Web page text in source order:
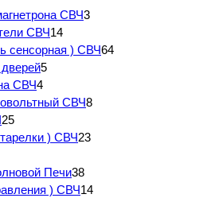
СВЧ3
СВЧ14
сенсорная ) СВЧ64
5
СВЧ4
СВЧ8
25
) СВЧ23
Печи38
) СВЧ14